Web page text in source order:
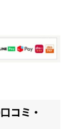
コミ・